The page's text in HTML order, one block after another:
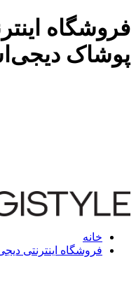
فروشگاه
پوشاک
خانه
فروشگاه اینترنتی